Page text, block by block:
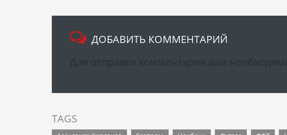
ДОБАВИТЬ КОММЕНТАРИЙ
TAGS